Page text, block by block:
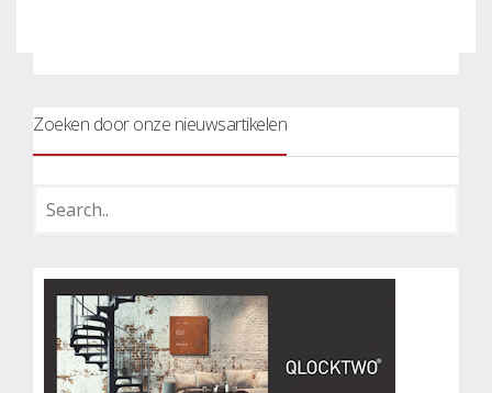
Zoeken door onze nieuwsartikelen